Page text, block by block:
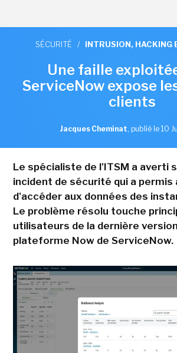
SÉCURITÉ / INTRUSION, HACKING
Une faille
ServiceNow expose
clients
Jacques Cheminat, publié le 10
Le spécialiste de l'ITSM a averti
incident de sécurité qui a
d'accéder aux données des
Le problème résolu touche
utilisateurs de la dernière
plateforme Now de ServiceNow.